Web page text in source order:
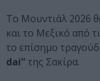
Το Μουντιάλ 2026
και το Μεξικό από
το επίσημο
dai” της Σακίρα.